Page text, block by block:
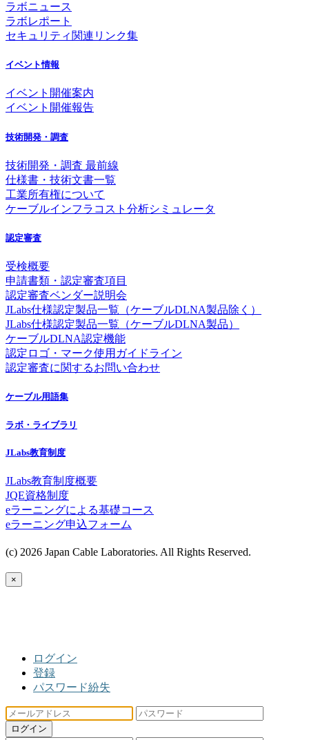
ラボニュース
ラボレポート
セキュリティ関連リンク集
イベント情報
イベント開催案内
イベント開催報告
技術開発・調査
技術開発・調査 最前線
仕様書・技術文書一覧
工業所有権について
ケーブルインフラコスト分析シミュレータ
認定審査
受検概要
申請書類・認定審査項目
認定審査ベンダー説明会
JLabs仕様認定製品一覧（ケーブルDLNA製品除く）
JLabs仕様認定製品一覧（ケーブルDLNA製品）
ケーブルDLNA認定機能
認定ロゴ・マーク使用ガイドライン
認定審査に関するお問い合わせ
ケーブル用語集
ラボ・ライブラリ
JLabs教育制度
JLabs教育制度概要
JQE資格制度
eラーニングによる基礎コース
eラーニング申込フォーム
(c) 2026 Japan Cable Laboratories. All Rights Reserved.
×
ログイン
登録
パスワード紛失
ログイン